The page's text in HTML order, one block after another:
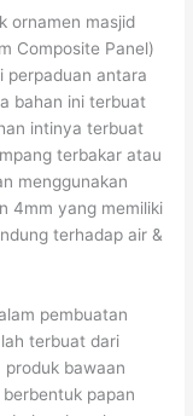
ornamen masjid
Composite Panel)
perpaduan antara
bahan ini terbuat
intinya terbuat
terbakar atau
menggunakan
4mm yang memiliki
terhadap air &
pembuatan
terbuat dari
produk bawaan
papan